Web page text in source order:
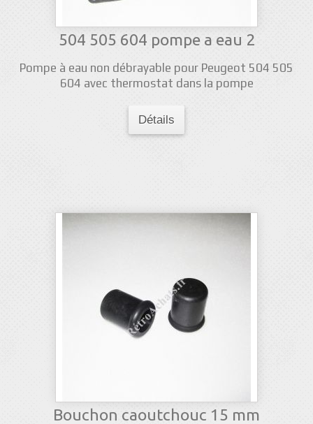
504 505 604 pompe a eau 2
Pompe à eau non débrayable pour Peugeot 504 505
604 avec thermostat dans la pompe
Détails
Bouchon caoutchouc 15 mm